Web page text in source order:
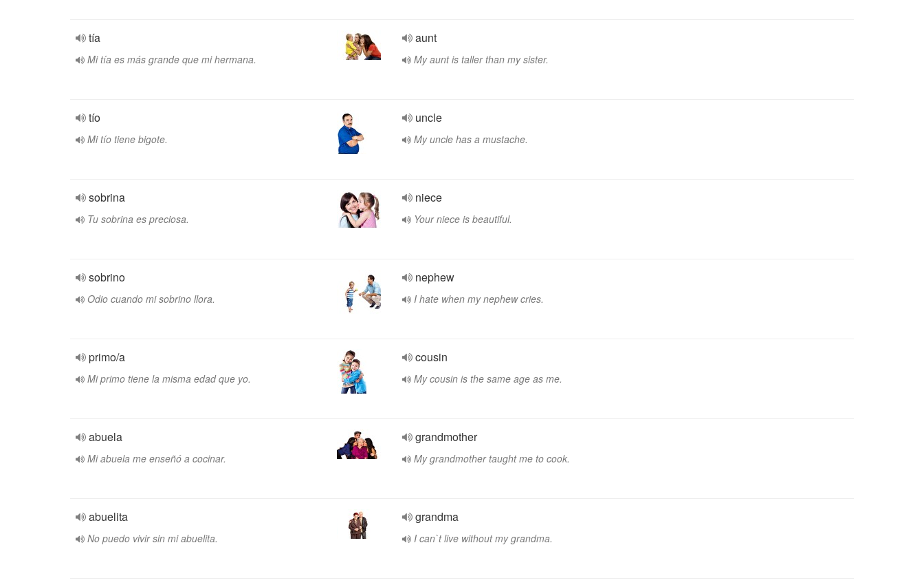
tía
Mi tía es más grande que mi hermana.
aunt
My aunt is taller than my sister.
tío
Mi tío tiene bigote.
uncle
My uncle has a mustache.
sobrina
Tu sobrina es preciosa.
niece
Your niece is beautiful.
sobrino
Odio cuando mi sobrino llora.
nephew
I hate when my nephew cries.
primo/a
Mi primo tiene la misma edad que yo.
cousin
My cousin is the same age as me.
abuela
Mi abuela me enseñó a cocinar.
grandmother
My grandmother taught me to cook.
abuelita
No puedo vivir sin mi abuelita.
grandma
I can`t live without my grandma.